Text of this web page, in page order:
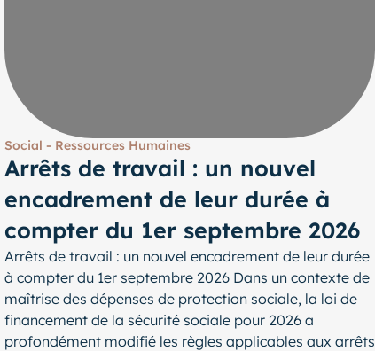
Social - Ressources Humaines
Arrêts de travail : un nouvel
encadrement de leur durée à
compter du 1er septembre 2026
Arrêts de travail : un nouvel encadrement de leur durée
à compter du 1er septembre 2026 Dans un contexte de
maîtrise des dépenses de protection sociale, la loi de
financement de la sécurité sociale pour 2026 a
profondément modifié les règles applicables aux arrêts